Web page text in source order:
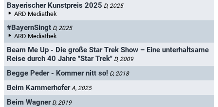
Bayerischer Kunstpreis 2025 D, 2025
ARD Mediathek
#BayernSingt D, 2025
ARD Mediathek
Beam Me Up - Die große Star Trek Show – Eine unterhaltsame
Reise durch 40 Jahre "Star Trek" D, 2009
Begge Peder - Kommer nitt so! D, 2018
Beim Kammerhofer A, 2025
Beim Wagner D, 2019